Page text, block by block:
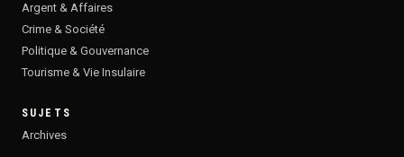
Argent & Affaires
Crime & Société
Politique & Gouvernance
Tourisme & Vie Insulaire
SUJETS
Archives